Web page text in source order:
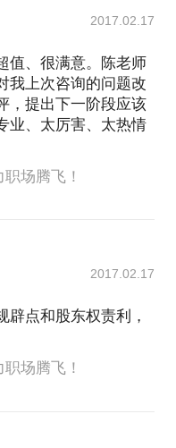
2017.02.17
值、很满意。陈老师
我上次咨询的问题改
，提出下一阶段应该
业、太厉害、太热情
场腾飞！
2017.02.17
辟点和股东权责利，
场腾飞！